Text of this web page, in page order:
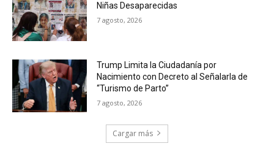
Niñas Desaparecidas
7 agosto, 2026
Trump Limita la Ciudadanía por
Nacimiento con Decreto al Señalarla de
“Turismo de Parto”
7 agosto, 2026
Cargar más